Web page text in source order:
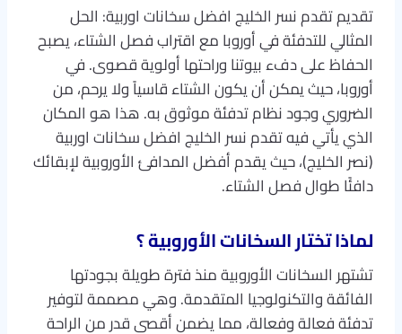
تقديم تقدم نسر الخليج افضل سخانات اوربية: الحل
المثالي للتدفئة في أوروبا مع اقتراب فصل الشتاء، يصبح
الحفاظ على دفء بيوتنا وراحتها أولوية قصوى. في
أوروبا، حيث يمكن أن يكون الشتاء قاسياً ولا يرحم، من
الضروري وجود نظام تدفئة موثوق به. هذا هو المكان
الذي يأتي فيه تقدم نسر الخليج افضل سخانات اوربية
(نصر الخليج)، حيث يقدم أفضل المدافئ الأوروبية لإبقائك
دافئًا طوال فصل الشتاء.
لماذا تختار السخانات الأوروبية ؟
تشتهر السخانات الأوروبية منذ فترة طويلة بجودتها
الفائقة والتكنولوجيا المتقدمة. وهي مصممة لتوفير
تدفئة فعالة وفعالة، مما يضمن أقصى قدر من الراحة